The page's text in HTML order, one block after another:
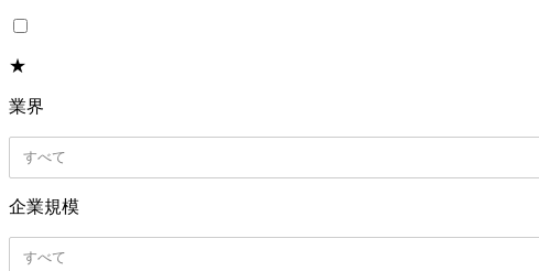
★
業界
すべて
企業規模
すべて